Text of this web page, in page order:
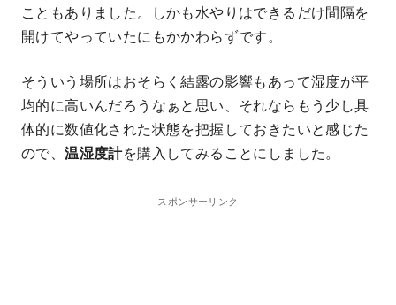
こともありました。しかも水やりはできるだけ間隔を
開けてやっていたにもかかわらずです。
そういう場所はおそらく結露の影響もあって湿度が平
均的に高いんだろうなぁと思い、それならもう少し具
体的に数値化された状態を把握しておきたいと感じた
ので、温湿度計を購入してみることにしました。
スポンサーリンク